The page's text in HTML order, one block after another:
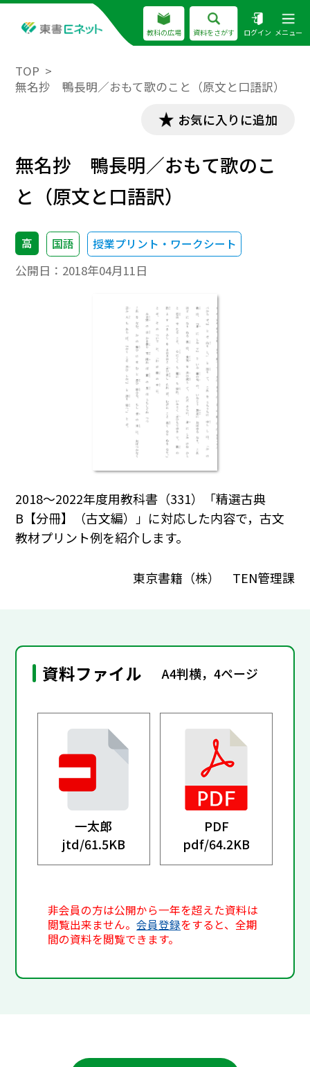
教科の広場 資料をさがす ログイン メニュー
TOP
無名抄 鴨長明／おもて歌のこと（原文と口語訳）
お気に入りに追加
無名抄 鴨長明／おもて歌のこ
と（原文と口語訳）
高 国語 授業プリント・ワークシート
公開日： 2018年04月11日
2018～2022年度用教科書（331）「精選古典
B【分冊】（古文編）」に対応した内容で，古文
教材プリント例を紹介します。
東京書籍（株） TEN管理課
資料ファイル A4判横，4ページ
一太郎
jtd/61.5KB
PDF
pdf/64.2KB
非会員の方は公開から一年を超えた資料は
閲覧出来ません。会員登録をすると、全期
間の資料を閲覧できます。